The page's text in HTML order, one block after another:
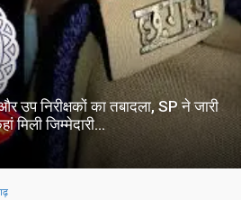
उप निरीक्षकों का तबादला, SP ने जारी
मिली जिम्मेदारी…